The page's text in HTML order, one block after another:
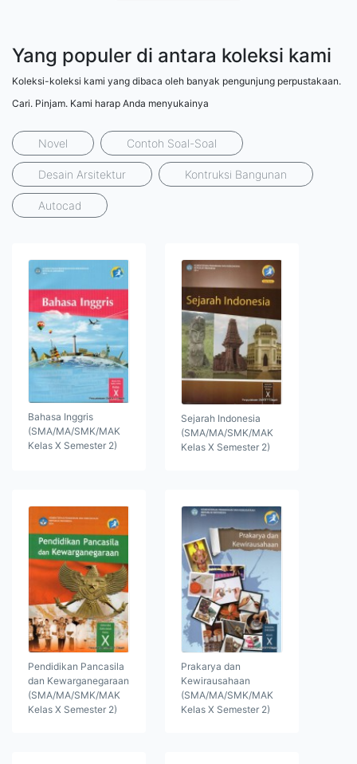
Yang populer di antara koleksi kami
Koleksi-koleksi kami yang dibaca oleh banyak pengunjung perpustakaan.
Cari. Pinjam. Kami harap Anda menyukainya
Novel Contoh Soal-Soal
Desain Arsitektur Kontruksi Bangunan
Autocad
Bahasa Inggris
(SMA/MA/SMK/MAK
Kelas X Semester 2)
Sejarah Indonesia
(SMA/MA/SMK/MAK
Kelas X Semester 2)
Pendidikan Pancasila
dan Kewarganegaraan
(SMA/MA/SMK/MAK
Kelas X Semester 2)
Prakarya dan
Kewirausahaan
(SMA/MA/SMK/MAK
Kelas X Semester 2)